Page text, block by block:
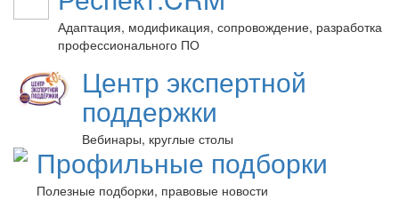
Адаптация, модификация, сопровождение, разработка
профессионального ПО
Центр экспертной
поддержки
Вебинары, круглые столы
Профильные подборки
Полезные подборки, правовые новости